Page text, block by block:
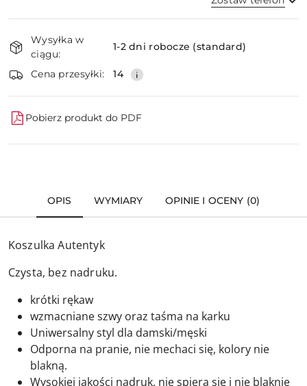
Dostępność
i
dostawa
Wysyłka w
ciągu:
1-2 dni robocze (standard)
Cena przesyłki: 14
Pobierz produkt do PDF
OPIS WYMIARY OPINIE I OCENY (0)
Koszulka Autentyk
Czysta, bez nadruku.
krótki rękaw
wzmacniane szwy oraz taśma na karku
Uniwersalny styl dla damski/męski
Odporna na pranie, nie mechaci się, kolory nie
blakną.
Wysokiej jakości nadruk, nie spiera się i nie blaknie